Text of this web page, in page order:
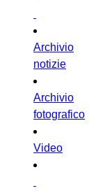
Archivio
notizie
Archivio
fotografico
Video